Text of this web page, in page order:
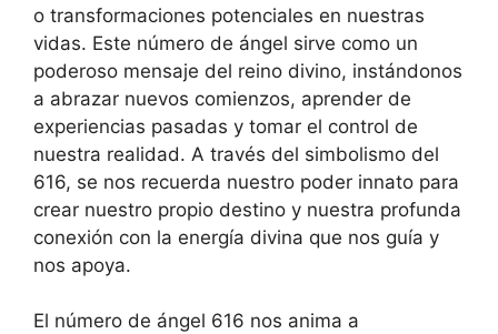
o transformaciones potenciales en nuestras
vidas. Este número de ángel sirve como un
poderoso mensaje del reino divino, instándonos
a abrazar nuevos comienzos, aprender de
experiencias pasadas y tomar el control de
nuestra realidad. A través del simbolismo del
616, se nos recuerda nuestro poder innato para
crear nuestro propio destino y nuestra profunda
conexión con la energía divina que nos guía y
nos apoya.
El número de ángel 616 nos anima a